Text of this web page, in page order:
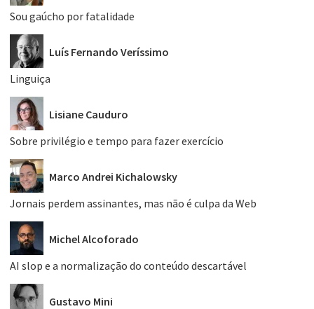
Sou gaúcho por fatalidade
Luís Fernando Veríssimo
Linguiça
Lisiane Cauduro
Sobre privilégio e tempo para fazer exercício
Marco Andrei Kichalowsky
Jornais perdem assinantes, mas não é culpa da Web
Michel Alcoforado
AI slop e a normalização do conteúdo descartável
Gustavo Mini